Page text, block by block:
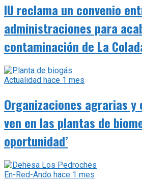
IU reclama un convenio
administraciones para
contaminación de La
Actualidad hace 1 mes
Organizaciones agrarias y
ven en las plantas de
oportunidad’
En-Red-Ando hace 1 mes